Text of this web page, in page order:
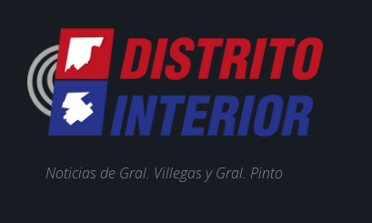
Noticias de Gral. Villegas y Gral. Pinto